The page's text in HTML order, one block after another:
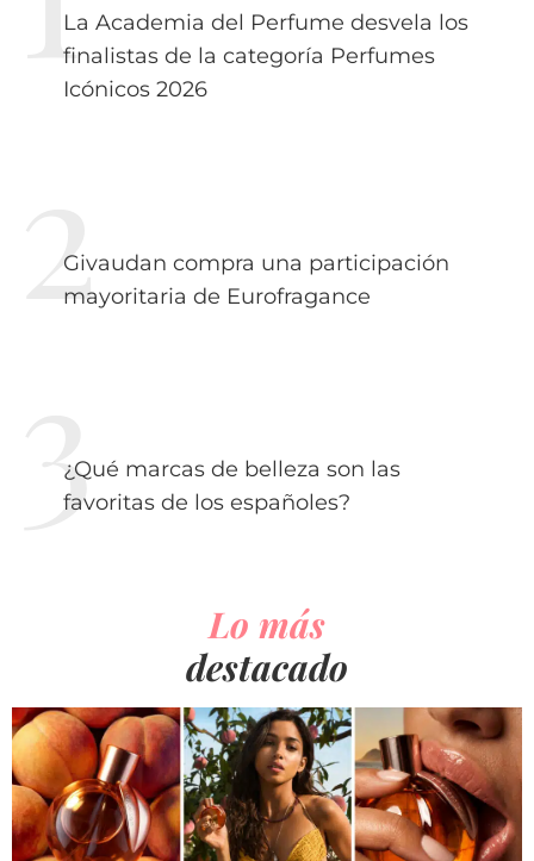
La Academia del Perfume desvela los
finalistas de la categoría Perfumes
Icónicos 2026
Givaudan compra una participación
mayoritaria de Eurofragance
¿Qué marcas de belleza son las
favoritas de los españoles?
Lo más
destacado